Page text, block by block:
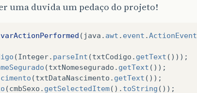
uma duvida um pedaço do projeto!
( java . awt . event .ActionEvent
(Integer. parseInt (txtCodigo . getText ()));
(txtNomesegurado . getText ());
(txtDataNascimento . getText ());
(cmbSexo . getSelectedItem(). toString ());